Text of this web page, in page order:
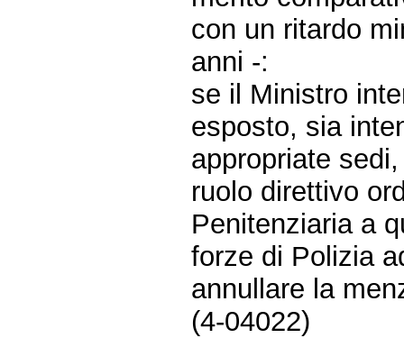
con un ritardo
anni -:
se il Ministro
esposto, sia
appropriate
ruolo direttivo
Penitenziaria a
forze di Polizia
annullare la
(4-04022)